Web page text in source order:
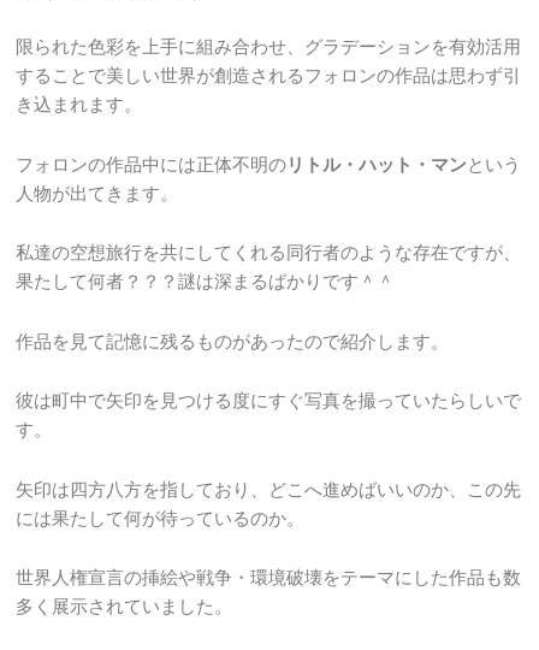
限られた色彩を上手に組み合わせ、グラデーションを有効活用
することで美しい世界が創造されるフォロンの作品は思わず引
き込まれます。
フォロンの作品中には正体不明のリトル・ハット・マンという
人物が出てきます。
私達の空想旅行を共にしてくれる同行者のような存在ですが、
果たして何者？？？謎は深まるばかりです＾＾
作品を見て記憶に残るものがあったので紹介します。
彼は町中で矢印を見つける度にすぐ写真を撮っていたらしいで
す。
矢印は四方八方を指しており、どこへ進めばいいのか、この先
には果たして何が待っているのか。
世界人権宣言の挿絵や戦争・環境破壊をテーマにした作品も数
多く展示されていました。